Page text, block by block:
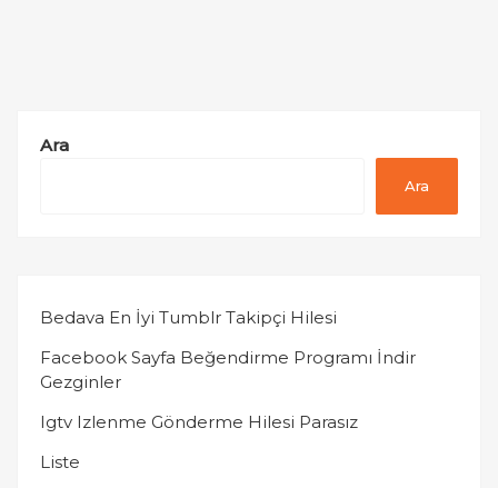
Ara
Ara
Bedava En İyi Tumblr Takipçi Hilesi
Facebook Sayfa Beğendirme Programı İndir
Gezginler
Igtv Izlenme Gönderme Hilesi Parasız
Liste